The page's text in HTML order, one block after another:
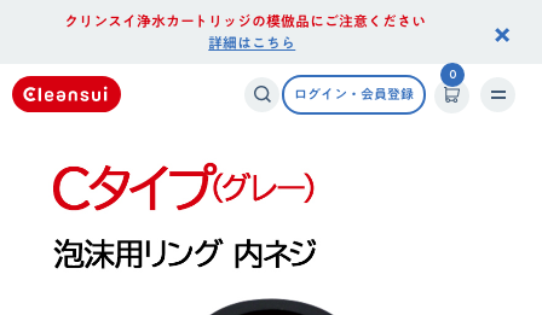
クリンスイ浄水カートリッジの模倣品にご注意ください
詳細はこちら
×
ログイン・会員登録
0